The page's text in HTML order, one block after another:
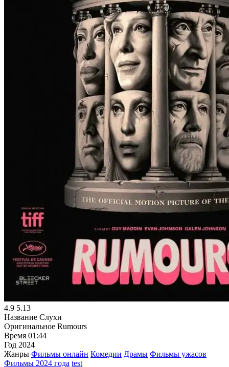
4.9 5.13
Название Слухи
Оригинальное Rumours
Время 01:44
Год 2024
Жанры Фильмы онлайн Комедии Драмы Фильмы ужасов
Фильмы 2024 года test